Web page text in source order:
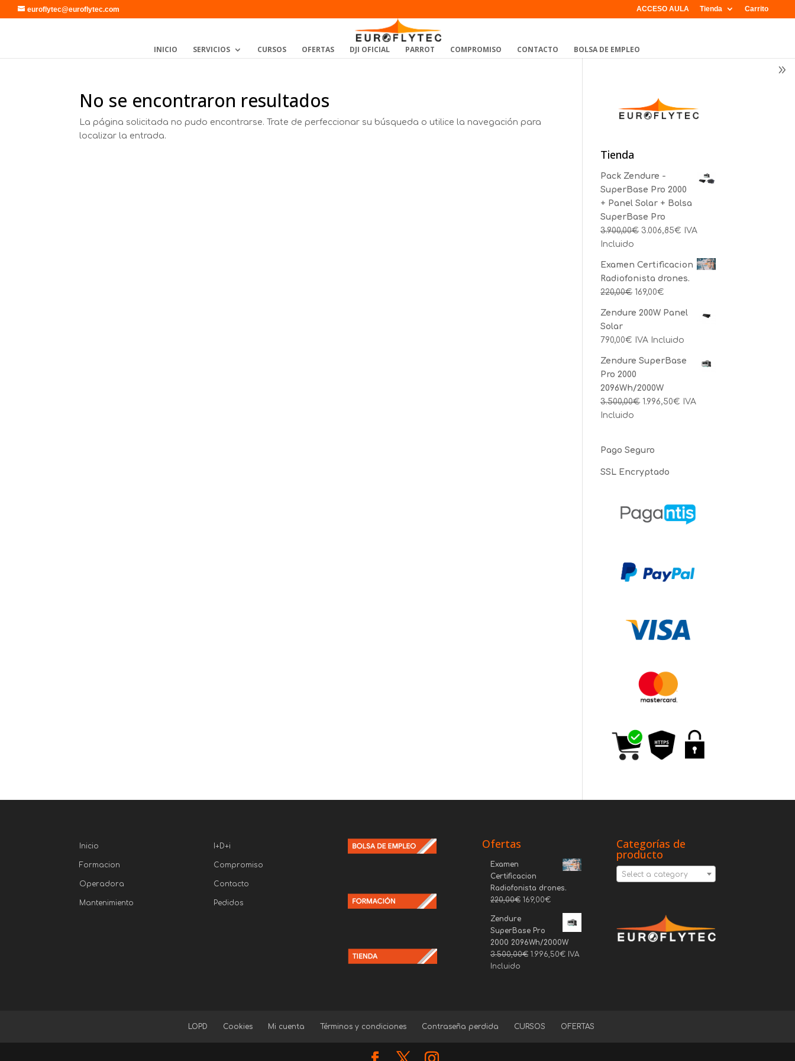
euroflytec@euroflytec.com ACCESO AULA Tienda Carrito
INICIO SERVICIOS CURSOS OFERTAS DJI OFICIAL PARROT COMPROMISO CONTACTO BOLSA DE EMPLEO
No se encontraron resultados
La página solicitada no pudo encontrarse. Trate de perfeccionar su búsqueda o utilice la navegación para
localizar la entrada.
Tienda
Pack Zendure -
SuperBase Pro 2000
+ Panel Solar + Bolsa
SuperBase Pro
3.900,00€ 3.006,85€ IVA
Incluido
Examen Certificacion
Radiofonista drones.
220,00€ 169,00€
Zendure 200W Panel
Solar
790,00€ IVA Incluido
Zendure SuperBase
Pro 2000
2096Wh/2000W
3.500,00€ 1.996,50€ IVA
Incluido
Pago Seguro
SSL Encryptado
Inicio
Formacion
Operadora
Mantenimiento
I+D+i
Compromiso
Contacto
Pedidos
Ofertas
Examen
Certificacion
Radiofonista drones.
220,00€ 169,00€
Zendure
SuperBase Pro
2000 2096Wh/2000W
3.500,00€ 1.996,50€ IVA
Incluido
Categorías de
producto
Select a category
LOPD Cookies Mi cuenta Términos y condiciones Contraseña perdida CURSOS OFERTAS